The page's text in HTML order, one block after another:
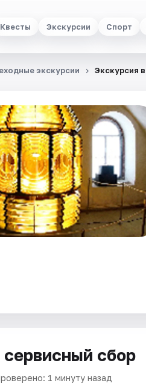
Квесты Экскурсии Спорт
экскурсии Экскурсия
сервисный сбор
1 минуту назад